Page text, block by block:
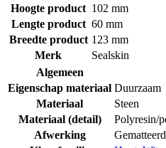
Hoogte product 102 mm
Lengte product 60 mm
Breedte product 123 mm
Merk
Sealskin
Algemeen
Eigenschap materiaal Duurzaam
Materiaal
Steen
Materiaal (detail)
Polyresin/
Afwerking
Gematteerd